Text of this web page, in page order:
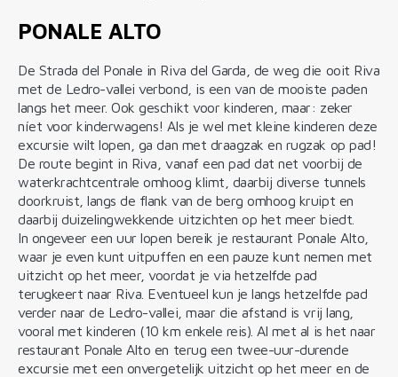
PONALE ALTO
De Strada del Ponale in Riva del Garda, de weg die ooit Riva
met de Ledro-vallei verbond, is een van de mooiste paden
langs het meer. Ook geschikt voor kinderen, maar: zeker
níet voor kinderwagens! Als je wel met kleine kinderen deze
excursie wilt lopen, ga dan met draagzak en rugzak op pad!
De route begint in Riva, vanaf een pad dat net voorbij de
waterkrachtcentrale omhoog klimt, daarbij diverse tunnels
doorkruist, langs de flank van de berg omhoog kruipt en
daarbij duizelingwekkende uitzichten op het meer biedt.
In ongeveer een uur lopen bereik je restaurant Ponale Alto,
waar je even kunt uitpuffen en een pauze kunt nemen met
uitzicht op het meer, voordat je via hetzelfde pad
terugkeert naar Riva. Eventueel kun je langs hetzelfde pad
verder naar de Ledro-vallei, maar die afstand is vrij lang,
vooral met kinderen (10 km enkele reis). Al met al is het naar
restaurant Ponale Alto en terug een twee-uur-durende
excursie met een onvergetelijk uitzicht op het meer en de